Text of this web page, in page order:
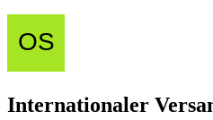
Internationaler